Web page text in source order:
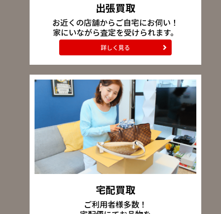
出張買取
お近くの店舗からご自宅にお伺い！
家にいながら査定を受けられます。
詳しく見る
宅配買取
ご利用者様多数！